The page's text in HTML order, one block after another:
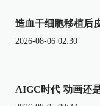
造血干细胞移植后
2026-08-06 02:30
AIGC时代 动画还